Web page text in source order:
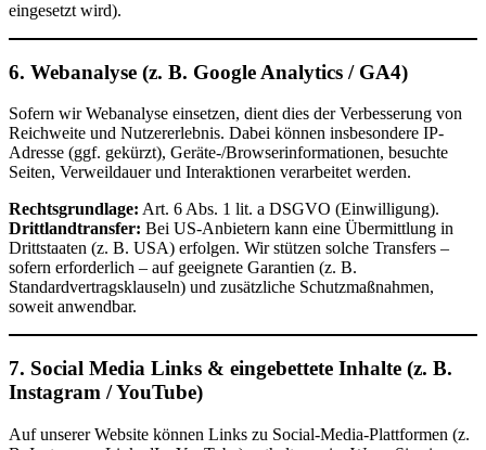
eingesetzt wird).
6. Webanalyse (z. B. Google Analytics / GA4)
Sofern wir Webanalyse einsetzen, dient dies der Verbesserung von
Reichweite und Nutzererlebnis. Dabei können insbesondere IP-
Adresse (ggf. gekürzt), Geräte-/Browserinformationen, besuchte
Seiten, Verweildauer und Interaktionen verarbeitet werden.
Rechtsgrundlage: Art. 6 Abs. 1 lit. a DSGVO (Einwilligung).
Drittlandtransfer: Bei US-Anbietern kann eine Übermittlung in
Drittstaaten (z. B. USA) erfolgen. Wir stützen solche Transfers –
sofern erforderlich – auf geeignete Garantien (z. B.
Standardvertragsklauseln) und zusätzliche Schutzmaßnahmen,
soweit anwendbar.
7. Social Media Links & eingebettete Inhalte (z. B.
Instagram / YouTube)
Auf unserer Website können Links zu Social-Media-Plattformen (z.